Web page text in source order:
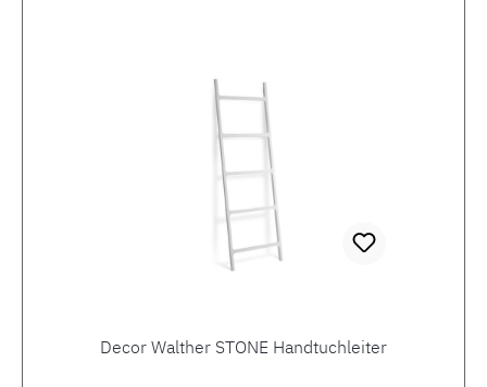
Decor Walther STONE Handtuchleiter